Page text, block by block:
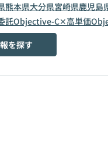
熊本県大分県宮崎県鹿児島
託Objective-C✕高単価
を探す